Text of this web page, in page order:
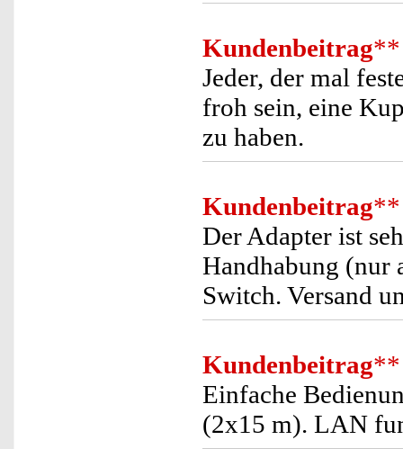
Kundenbeitrag**
Jeder, der mal
froh sein, eine
zu haben.
Kundenbeitrag**
Der Adapter ist
Handhabung (nur
Switch. Versand
Kundenbeitrag**
Einfache
(2x15 m). LAN